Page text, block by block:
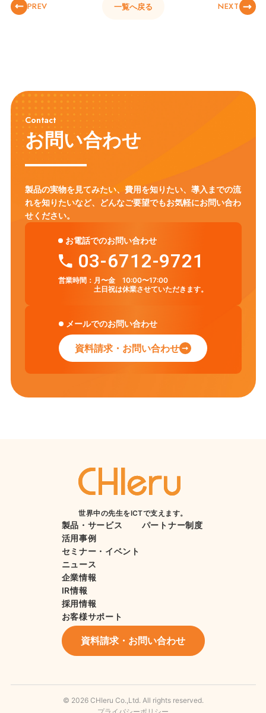
PREV 一覧へ戻る NEXT
Contact
お問い合わせ
製品の実物を見てみたい、費用を知りたい、導入までの流
れを知りたいなど、
どんなご要望でもお気軽にお問い合わ
せください。
お電話でのお問い合わせ
03-6712-9721
営業時間： 月〜金 10:00〜17:00
土日祝は休業させていただきます。
メールでのお問い合わせ
資料請求・お問い合わせ
世界中の先生をICTで支えます。
製品・サービス
活用事例
セミナー・イベント
ニュース
企業情報
IR情報
採用情報
お客様サポート
パートナー制度
資料請求・お問い合わせ
© 2026 CHIeru Co.,Ltd. All rights reserved.